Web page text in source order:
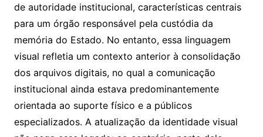
de autoridade institucional, características centrais
para um órgão responsável pela custódia da
memória do Estado. No entanto, essa linguagem
visual refletia um contexto anterior à consolidação
dos arquivos digitais, no qual a comunicação
institucional ainda estava predominantemente
orientada ao suporte físico e a públicos
especializados. A atualização da identidade visual